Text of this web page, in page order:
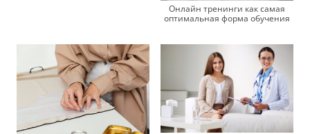
Онлайн тренинги как самая
оптимальная форма обучения